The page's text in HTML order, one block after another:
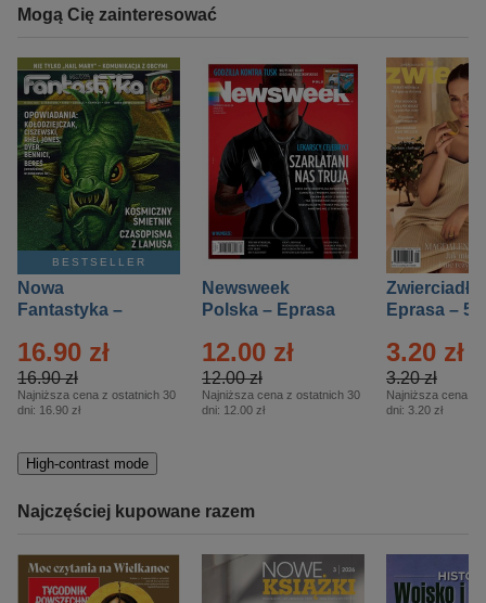
Mogą Cię zainteresować
BESTSELLER
Nowa
Fantastyka –
16.90 zł
16.90 zł
Najniższa cena z ostatnich 30
dni: 16.90 zł
Newsweek
Polska – Eprasa
12.00 zł
12.00 zł
Najniższa cena z ostatnich 30
dni: 12.00 zł
Zwierciadło
Eprasa – 5/
3.20 zł
3.20 zł
Najniższa cena z
dni: 3.20 zł
High-contrast mode
Najczęściej kupowane razem